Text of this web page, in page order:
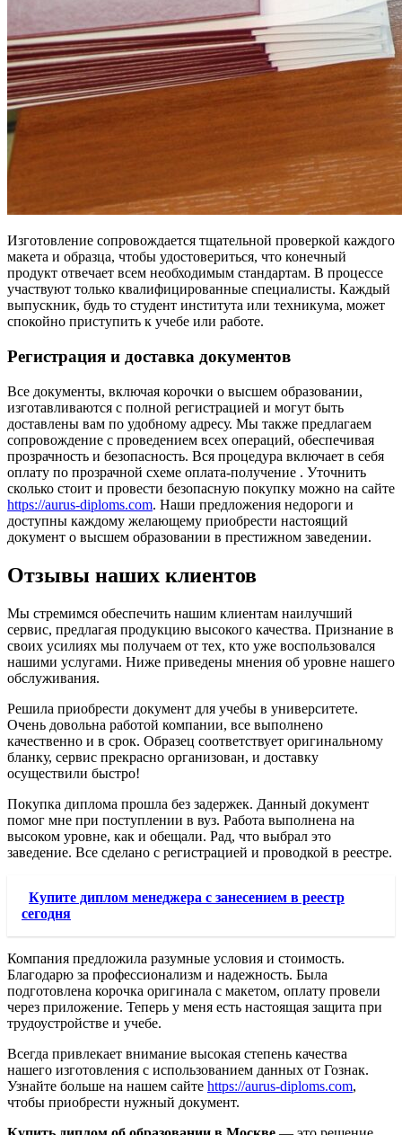
Изготовление сопровождается тщательной проверкой каждого
макета и образца, чтобы удостовериться, что конечный
продукт отвечает всем необходимым стандартам. В процессе
участвуют только квалифицированные специалисты. Каждый
выпускник, будь то студент института или техникума, может
спокойно приступить к учебе или работе.
Регистрация и доставка документов
Все документы, включая корочки о высшем образовании,
изготавливаются с полной регистрацией и могут быть
доставлены вам по удобному адресу. Мы также предлагаем
сопровождение с проведением всех операций, обеспечивая
прозрачность и безопасность. Вся процедура включает в себя
оплату по прозрачной схеме оплата-получение . Уточнить
сколько стоит и провести безопасную покупку можно на сайте
https://aurus-diploms.com. Наши предложения недороги и
доступны каждому желающему приобрести настоящий
документ о высшем образовании в престижном заведении.
Отзывы наших клиентов
Мы стремимся обеспечить нашим клиентам наилучший
сервис, предлагая продукцию высокого качества. Признание в
своих усилиях мы получаем от тех, кто уже воспользовался
нашими услугами. Ниже приведены мнения об уровне нашего
обслуживания.
Решила приобрести документ для учебы в университете.
Очень довольна работой компании, все выполнено
качественно и в срок. Образец соответствует оригинальному
бланку, сервис прекрасно организован, и доставку
осуществили быстро!
Покупка диплома прошла без задержек. Данный документ
помог мне при поступлении в вуз. Работа выполнена на
высоком уровне, как и обещали. Рад, что выбрал это
заведение. Все сделано с регистрацией и проводкой в реестре.
Купите диплом менеджера с занесением в реестр
сегодня
Компания предложила разумные условия и стоимость.
Благодарю за профессионализм и надежность. Была
подготовлена корочка оригинала с макетом, оплату провели
через приложение. Теперь у меня есть настоящая защита при
трудоустройстве и учебе.
Всегда привлекает внимание высокая степень качества
нашего изготовления с использованием данных от Гознак.
Узнайте больше на нашем сайте https://aurus-diploms.com,
чтобы приобрести нужный документ.